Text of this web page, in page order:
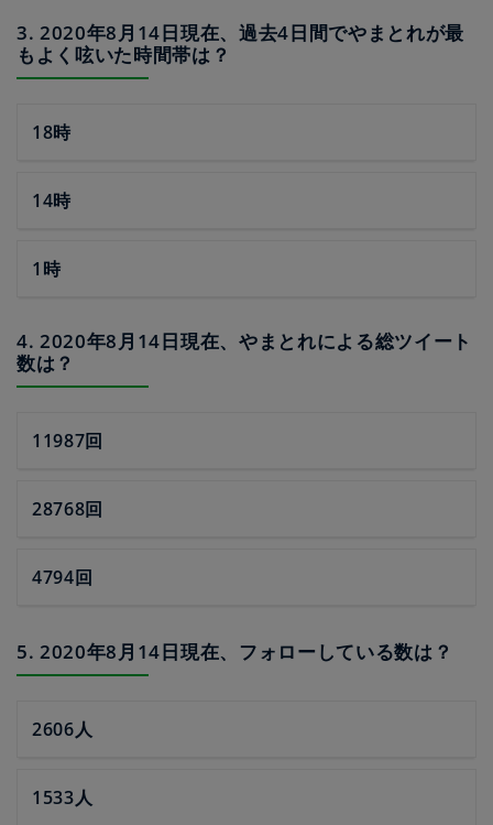
3. 2020年8月14日現在、過去4日間でやまとれが最
もよく呟いた時間帯は？
18時
14時
1時
4. 2020年8月14日現在、やまとれによる総ツイート
数は？
11987回
28768回
4794回
5. 2020年8月14日現在、フォローしている数は？
2606人
1533人